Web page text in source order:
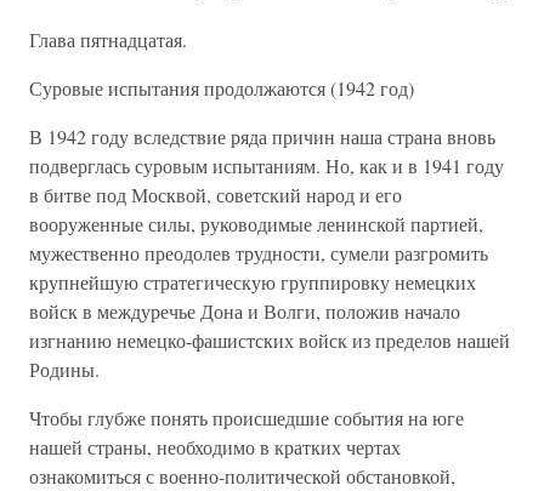
Глава пятнадцатая.
Суровые испытания продолжаются (1942 год)
В 1942 году вследствие ряда причин наша страна вновь
подверглась суровым испытаниям. Но, как и в 1941 году
в битве под Москвой, советский народ и его
вооруженные силы, руководимые ленинской партией,
мужественно преодолев трудности, сумели разгромить
крупнейшую стратегическую группировку немецких
войск в междуречье Дона и Волги, положив начало
изгнанию немецко-фашистских войск из пределов нашей
Родины.
Чтобы глубже понять происшедшие события на юге
нашей страны, необходимо в кратких чертах
ознакомиться с военно-политической обстановкой,